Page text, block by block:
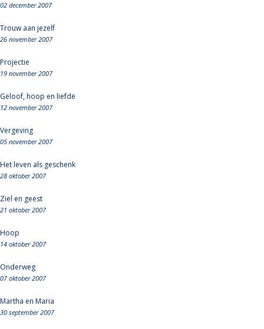
02 december 2007
Trouw aan jezelf
26 november 2007
Projectie
19 november 2007
Geloof, hoop en liefde
12 november 2007
Vergeving
05 november 2007
Het leven als geschenk
28 oktober 2007
Ziel en geest
21 oktober 2007
Hoop
14 oktober 2007
Onderweg
07 oktober 2007
Martha en Maria
30 september 2007